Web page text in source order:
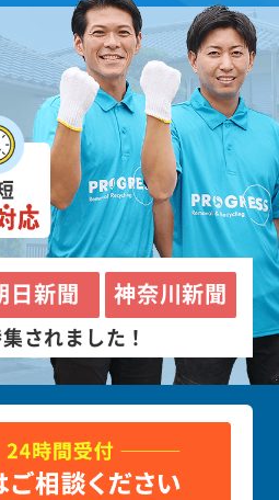
応
日新聞 神奈川新聞
されました！